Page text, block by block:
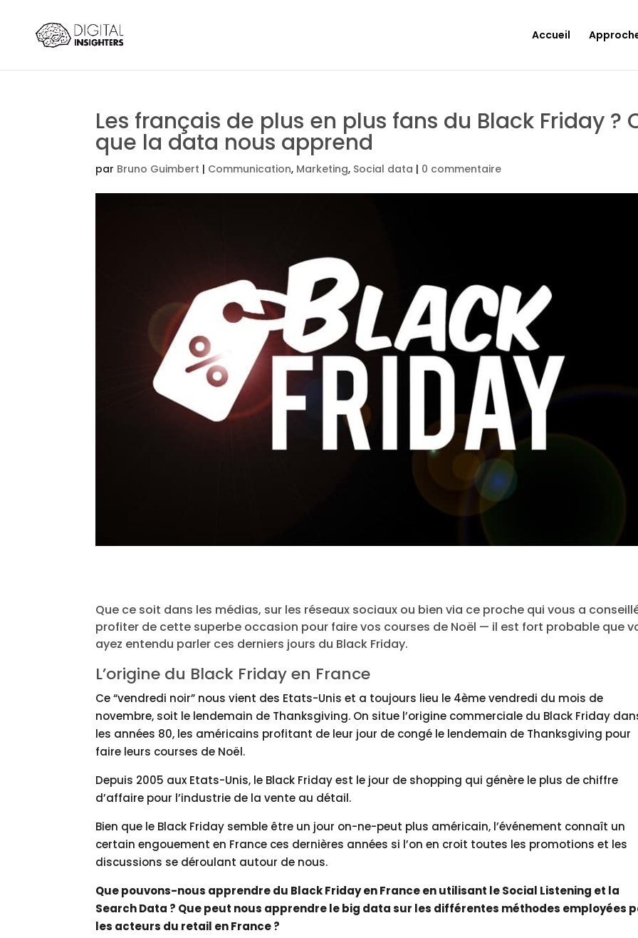
Accueil
Les français de plus en plus fans du Black Friday ?
que la data nous apprend
par Bruno Guimbert | Communication, Marketing, Social data | 0 commentaire
Que ce soit dans les médias, sur les réseaux sociaux ou bien via ce proche qui vous a
profiter de cette superbe occasion pour faire vos courses de Noël — il est fort probable que
ayez entendu parler ces derniers jours du Black Friday.
L’origine du Black Friday en France
Ce “vendredi noir” nous vient des Etats-Unis et a toujours lieu le 4ème vendredi du mois de
novembre, soit le lendemain de Thanksgiving. On situe l’origine commerciale du Black Friday
les années 80, les américains profitant de leur jour de congé le lendemain de Thanksgiving pour
faire leurs courses de Noël.
Depuis 2005 aux Etats-Unis, le Black Friday est le jour de shopping qui génère le plus de chiffre
d’affaire pour l’industrie de la vente au détail.
Bien que le Black Friday semble être un jour on-ne-peut plus américain, l’événement connaît un
certain engouement en France ces dernières années si l’on en croit toutes les promotions et les
discussions se déroulant autour de nous.
Que pouvons-nous apprendre du Black Friday en France en utilisant le Social Listening et la
Search Data ? Que peut nous apprendre le big data sur les différentes méthodes employées
les acteurs du retail en France ?